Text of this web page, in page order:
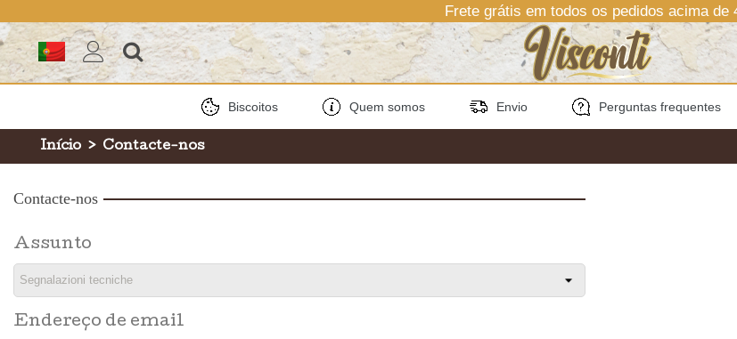
Frete grátis em todos os pedidos acima de
Biscoitos Quem somos Envio Perguntas frequentes
Início > Contacte-nos
Contacte-nos
Assunto
Endereço de email